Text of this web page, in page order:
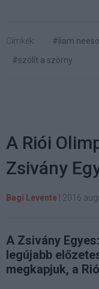
Címkék: #liam
#szólít a szörny
A Riói
Zsivány
Bagi Levente 2016
A Zsivány
legújabb
megkapjuk, a